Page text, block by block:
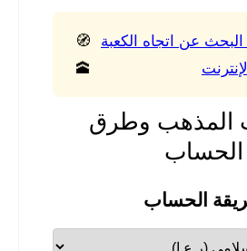
عن اتجاه الكعبة
🧭
🕋
المذهب وطرق
الحساب
الحساب